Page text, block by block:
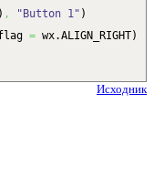
) , "Button 1" )
= wx.ALIGN_RIGHT)
Исходник